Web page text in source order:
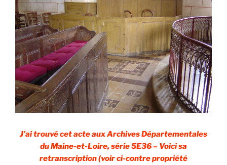
J’ai trouvé cet acte aux Archives Départementales
du Maine-et-Loire, série 5E36 – Voici sa
retranscription (voir ci-contre propriété